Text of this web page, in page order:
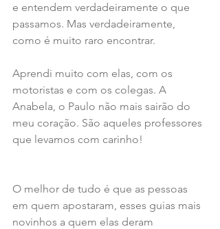
e entendem verdadeiramente o que
passamos. Mas verdadeiramente,
como é muito raro encontrar.
Aprendi muito com elas, com os
motoristas e com os colegas. A
Anabela, o Paulo não mais sairão do
meu coração. São aqueles professores
que levamos com carinho!
O melhor de tudo é que as pessoas
em quem apostaram, esses guias mais
novinhos a quem elas deram